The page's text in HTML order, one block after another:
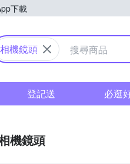
下載
購物中心
相機鏡頭
登記送 必逛
機鏡頭